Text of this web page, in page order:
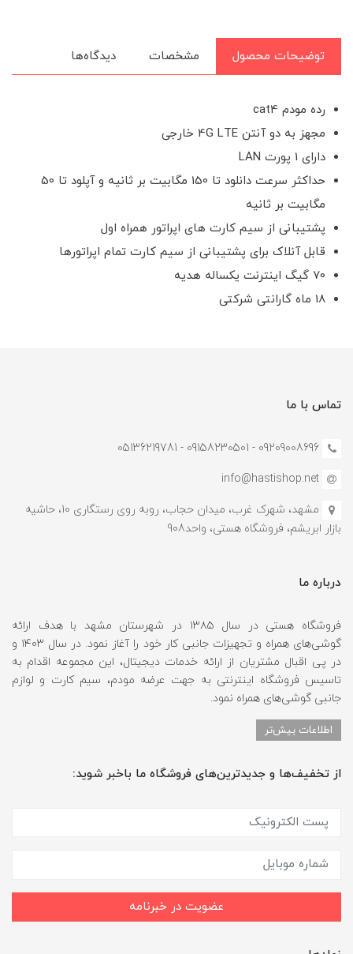
توضیحات محصول مشخصات دیدگاه‌ها
رده مودم cat4
مجهز به دو آنتن 4G LTE خارجی
دارای 1 پورت LAN
حداکثر سرعت دانلود تا 150 مگابیت بر ثانیه و آپلود تا 50
مگابیت بر ثانیه
پشتیبانی از سیم کارت های اپراتور همراه اول
قابل آنلاک برای پشتیبانی از سیم کارت تمام اپراتورها
70 گیگ اینترنت یکساله هدیه
18 ماه گارانتی شرکتی
تماس با ما
09209008696 - 09158230501 - 05136219781
info@hastishop.net
مشهد، شهرک غرب، میدان حجاب، روبه روی رستگاری 10، حاشیه
بازار ابریشم، فروشگاه هستی، واحد908
درباره ما
فروشگاه هستی در سال ۱۳۸۵ در شهرستان مشهد با هدف ارائه
گوشی‌های همراه و تجهیزات جانبی کار خود را آغاز نمود. در سال ۱۴۰۳ و
در پی اقبال مشتریان از ارائه خدمات دیجیتال، این مجموعه اقدام به
تاسیس فروشگاه اینترنتی به جهت عرضه مودم، سیم کارت و لوازم
جانبی گوشی‌های همراه نمود.
اطلاعات بیش‌تر
از تخفیف‌ها و جدیدترین‌های فروشگاه ما باخبر شوید:
عضویت در خبرنامه